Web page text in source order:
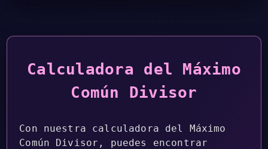
Calculadora del Máximo
Común Divisor
Con nuestra calculadora del Máximo
Común Divisor, puedes encontrar